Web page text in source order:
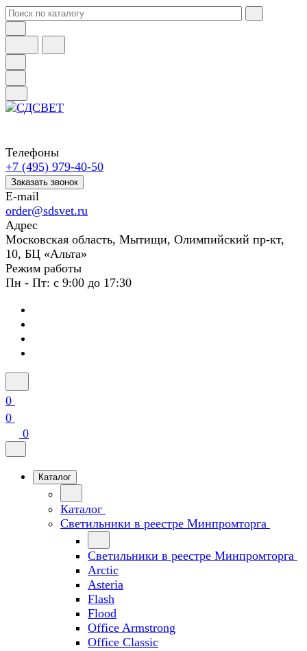
Телефоны
+7 (495) 979-40-50
Заказать звонок
E-mail
order@sdsvet.ru
Адрес
Московская область, Мытищи, Олимпийский пр-кт,
10, БЦ «Альта»
Режим работы
Пн - Пт: с 9:00 до 17:30
0
0
0
Каталог
Каталог
Светильники в реестре Минпромторга
Светильники в реестре Минпромторга
Arctic
Asteria
Flash
Flood
Office Armstrong
Office Classic